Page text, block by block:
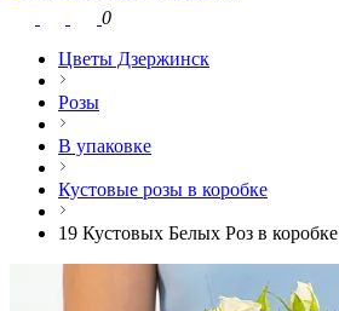
0
Цветы Дзержинск
Розы
В упаковке
Кустовые розы в коробке
19 Кустовых Белых Роз в коробке